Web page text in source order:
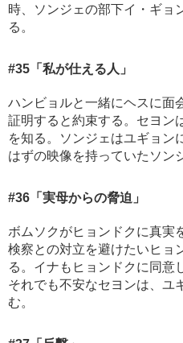
時、ソンジェの部下イ・ギョ
る。
#35 「私が仕える人」
ハンビョルと一緒にヘスに面
証明すると約束する。セヨン
を知る。ソンジェはユギョン
はずの映像を持っていたソン
#36 「実母からの脅迫」
ボムソクがヒョンドクに真実
検察との対立を避けたいヒョ
る。イナもヒョンドクに同意
それでも不安なセヨンは、ユ
む。